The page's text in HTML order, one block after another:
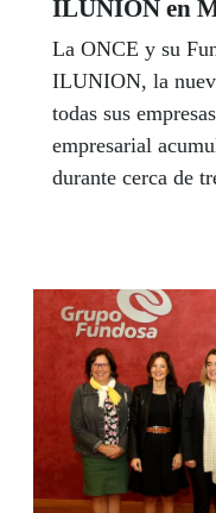
ILUNION en
La ONCE y su
ILUNION, la
todas sus
empresarial
durante cerca de
que trabajan para